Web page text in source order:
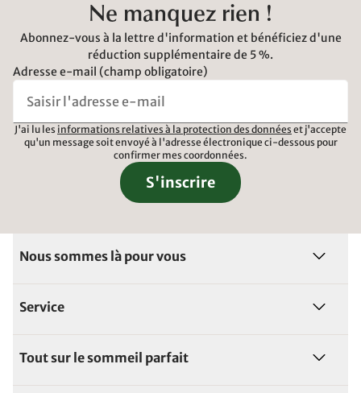
Ne manquez rien !
Abonnez-vous à la lettre d'information et bénéficiez d'une
réduction supplémentaire de 5 %.
Adresse e-mail (champ obligatoire)
J'ai lu les informations relatives à la protection des données et j'accepte
qu'un message soit envoyé à l'adresse électronique ci-dessous pour
confirmer mes coordonnées.
S'inscrire
Nous sommes là pour vous
Service
Tout sur le sommeil parfait